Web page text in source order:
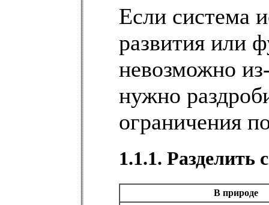
Если система
развития или
невозможно
нужно
ограничения
1.1.1. Разделить
В природе